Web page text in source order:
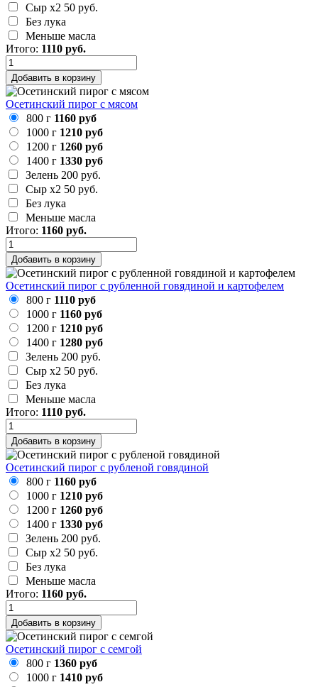
Сыр х2 50 руб.
Без лука
Меньше масла
Итого: 1110 руб.
Добавить в корзину
Осетинский пирог с мясом
800 г 1160 руб
1000 г 1210 руб
1200 г 1260 руб
1400 г 1330 руб
Зелень 200 руб.
Сыр х2 50 руб.
Без лука
Меньше масла
Итого: 1160 руб.
Добавить в корзину
Осетинский пирог с рубленной говядиной и картофелем
800 г 1110 руб
1000 г 1160 руб
1200 г 1210 руб
1400 г 1280 руб
Зелень 200 руб.
Сыр х2 50 руб.
Без лука
Меньше масла
Итого: 1110 руб.
Добавить в корзину
Осетинский пирог с рубленой говядиной
800 г 1160 руб
1000 г 1210 руб
1200 г 1260 руб
1400 г 1330 руб
Зелень 200 руб.
Сыр х2 50 руб.
Без лука
Меньше масла
Итого: 1160 руб.
Добавить в корзину
Осетинский пирог с семгой
800 г 1360 руб
1000 г 1410 руб